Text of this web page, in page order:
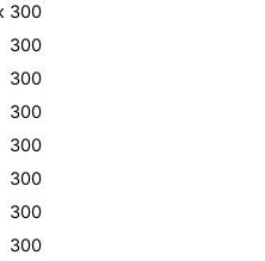
300
300
300
300
300
300
300
300